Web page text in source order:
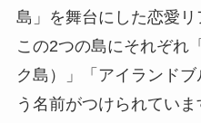
島」を舞台にした恋愛リ
この2つの島にそれぞれ
ク島）」「アイランド
う名前がつけられてい